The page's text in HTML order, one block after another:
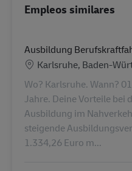
Empleos similares
Ausbildung
Ubicación
Karlsruhe, Baden-
Wo? Karlsruhe. Wann?
Jahre. Deine Vorteile bei
Ausbildung im
steigende
1.334,26 Euro m...